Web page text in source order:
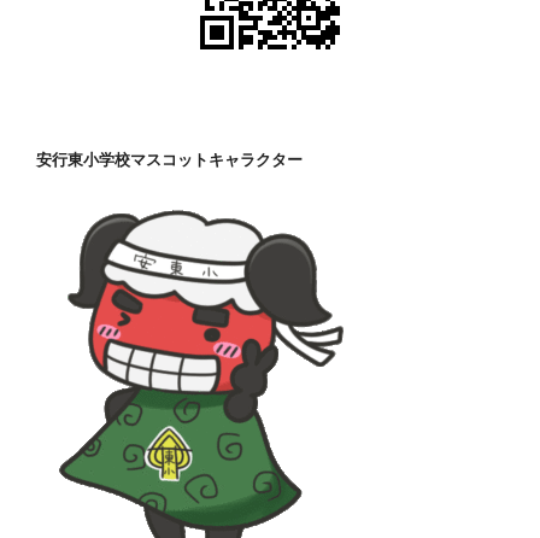
安行東小学校マスコットキャラクター